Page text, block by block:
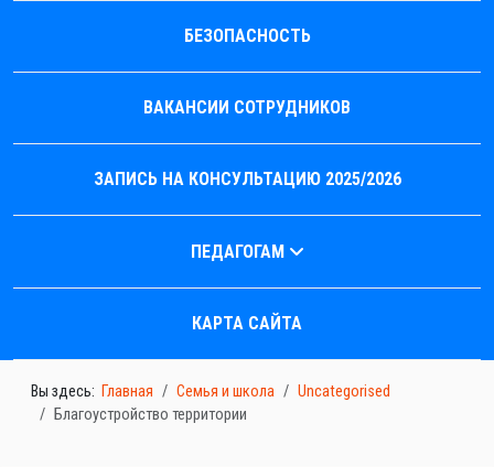
БЕЗОПАСНОСТЬ
ВАКАНСИИ СОТРУДНИКОВ
ЗАПИСЬ НА КОНСУЛЬТАЦИЮ 2025/2026
ПЕДАГОГАМ
КАРТА САЙТА
Вы здесь: Главная Семья и школа
Uncategorised
Благоустройство территории